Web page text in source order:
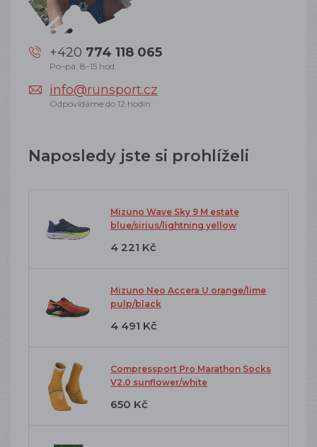
+420 774 118 065
Po–pá: 8–15 hod.
info@runsport.cz
Odpovídáme do 12 hodin
Naposledy jste si prohlíželi
Mizuno Wave Sky 9 M estate
blue/sirius/lightning yellow
4 221 Kč
Mizuno Neo Accera U orange/lime
pulp/black
4 491 Kč
Compressport Pro Marathon Socks
V2.0 sunflower/white
650 Kč